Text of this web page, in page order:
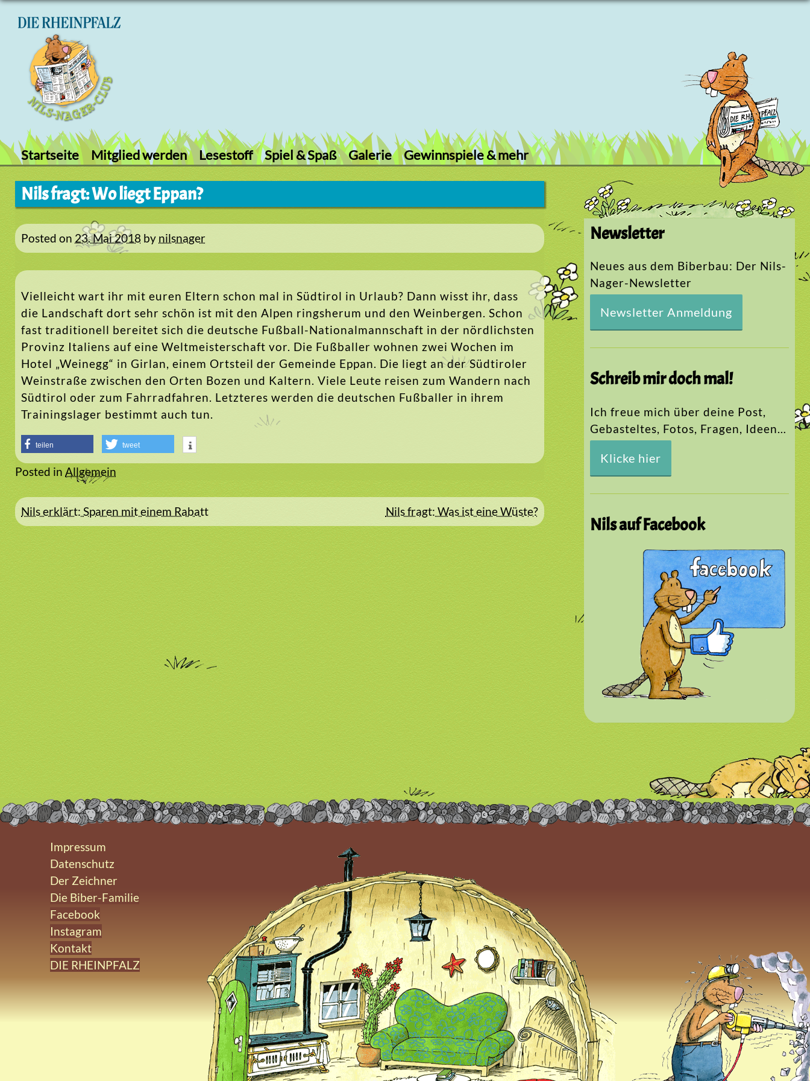
Skip
Startseite Mitglied werden Lesestoff Spiel & Spaß Galerie Gewinnspiele & mehr
Nils fragt: Wo liegt Eppan?
Posted on 23. Mai 2018 by nilsnager
Vielleicht wart ihr mit euren Eltern schon mal in Südtirol in Urlaub? Dann wisst ihr, dass
die Landschaft dort sehr schön ist mit den Alpen ringsherum und den Weinbergen. Schon
fast traditionell bereitet sich die deutsche Fußball-Nationalmannschaft in der nördlichsten
Provinz Italiens auf eine Weltmeisterschaft vor. Die Fußballer wohnen zwei Wochen im
Hotel „Weinegg“ in Girlan, einem Ortsteil der Gemeinde Eppan. Die liegt an der Südtiroler
Weinstraße zwischen den Orten Bozen und Kaltern. Viele Leute reisen zum Wandern nach
Südtirol oder zum Fahrradfahren. Letzteres werden die deutschen Fußballer in ihrem
Trainingslager bestimmt auch tun.
teilen tweet
Posted in Allgemein
Beitragsnavigation
Nils erklärt: Sparen mit einem Rabatt Nils fragt: Was ist eine Wüste?
Newsletter
Neues aus dem Biberbau: Der Nils-
Nager-Newsletter
Newsletter Anmeldung
Schreib mir doch mal!
Ich freue mich über deine Post,
Gebasteltes, Fotos, Fragen, Ideen…
Klicke hier
Nils auf Facebook
Impressum
Datenschutz
Der Zeichner
Die Biber-Familie
Facebook
Instagram
Kontakt
DIE RHEINPFALZ